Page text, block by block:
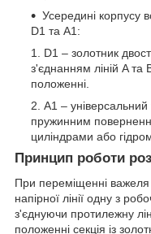
Усередині корпусу
D1 та A1:
D1 – золотник
з'єднанням ліній A та
положенні.
A1 – універсальний
пружинним
циліндрами або
Принцип роботи
При переміщенні важеля
напірної лінії одну з
з'єднуючи протилежну
положенні секція із